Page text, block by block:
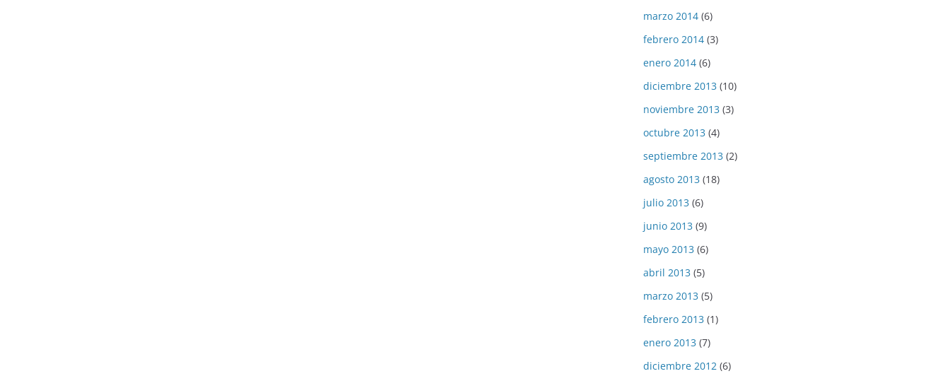
marzo 2014 (6)
febrero 2014 (3)
enero 2014 (6)
diciembre 2013 (10)
noviembre 2013 (3)
octubre 2013 (4)
septiembre 2013 (2)
agosto 2013 (18)
julio 2013 (6)
junio 2013 (9)
mayo 2013 (6)
abril 2013 (5)
marzo 2013 (5)
febrero 2013 (1)
enero 2013 (7)
diciembre 2012 (6)